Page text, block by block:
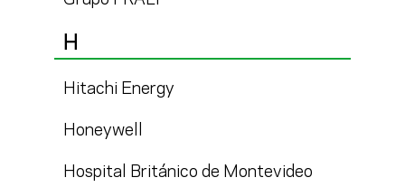
H
Hitachi Energy
Honeywell
Hospital Británico de Montevideo